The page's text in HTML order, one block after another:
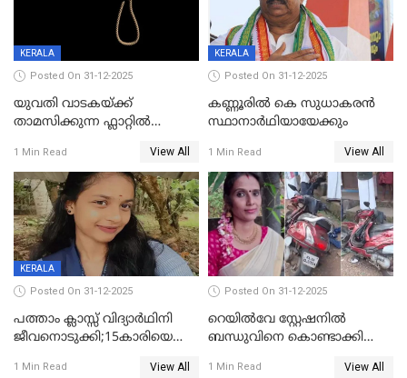
KERALA
Posted On 31-12-2025
യുവതി വാടകയ്ക്ക്
താമസിക്കുന്ന ഫ്ലാറ്റില്‍
സംഭവം കൈതപ്പൊയിലില്‍
1 Min Read View All
KERALA
Posted On 31-12-2025
കണ്ണൂരിൽ കെ സുധാകരൻ
സ്ഥാനാർഥിയായേക്കും
1 Min Read View All
KERALA
Posted On 31-12-2025
പത്താം ക്ലാസ്സ് വിദ്യാര്‍ഥിനി
ജീവനൊടുക്കി;15കാരിയെ
കിടപ്പുമുറിയില്‍ തൂങ്ങി മരിച്ച
1 Min Read View All
Posted On 31-12-2025
റെയിൽവേ സ്റ്റേഷനിൽ
ബന്ധുവിനെ കൊണ്ടാക്കി
ലോറി സ്കൂട്ടറിൽ ഇടിച്ചു :
1 Min Read View All